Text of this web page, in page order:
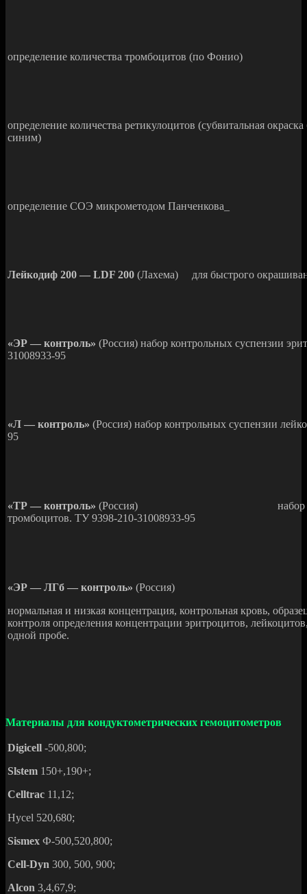
определение количества тромбоцитов (по Фонио)
определение количества ретикулоцитов (субвитальная
синим)
определение СОЭ микрометодом Панченкова_
Лейкодиф 200 — LDF 200 (Лахема) для быстрого
«ЭР — контроль» (Россия) набор контрольных суспензии
31008933-95
«Л — контроль» (Россия) набор контрольных суспензии
95
«ТР — контроль» (Россия) набор
тромбоцитов. ТУ 9398-210-31008933-95
«ЭР — ЛГб — контроль» (Россия)
нормальная и низкая концентрация, контрольная кровь,
контроля определения концентрации эритроцитов,
одной пробе.
Материалы для кондуктометрических гемоцитометров
Digicell -500,800;
Slstem 150+,190+;
Celltrac 11,12;
Hycel 520,680;
Sismex Ф-500,520,800;
Cell-Dyn 300, 500, 900;
Alcon 3,4,67,9;